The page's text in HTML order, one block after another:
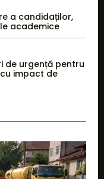
a candidaților,
academice
de urgență pentru
impact de